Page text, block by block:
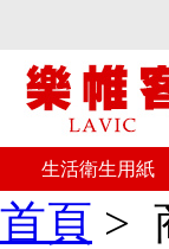
生活衛生用紙
首頁 >